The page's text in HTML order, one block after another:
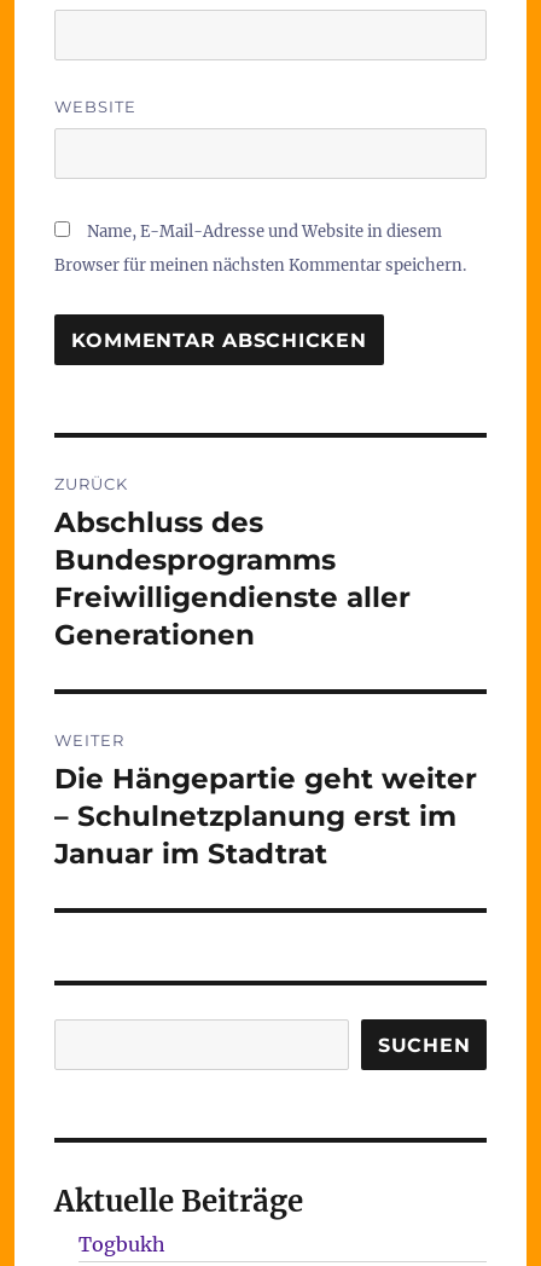
WEBSITE
Name, E-Mail-Adresse und Website in diesem
Browser für meinen nächsten Kommentar speichern.
ZURÜCK
Vorheriger
Beitrag:
Abschluss des
Bundesprogramms
Freiwilligendienste aller
Generationen
WEITER
Nächster
Beitrag:
Die Hängepartie geht weiter
– Schulnetzplanung erst im
Januar im Stadtrat
SUCHEN
Aktuelle Beiträge
Togbukh